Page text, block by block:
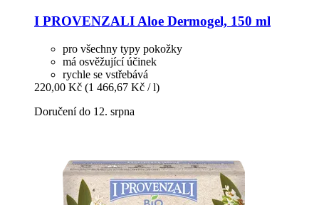
I PROVENZALI Aloe Dermogel, 150 ml
pro všechny typy pokožky
má osvěžující účinek
rychle se vstřebává
220,00 Kč (1 466,67 Kč / l)
Doručení do 12. srpna